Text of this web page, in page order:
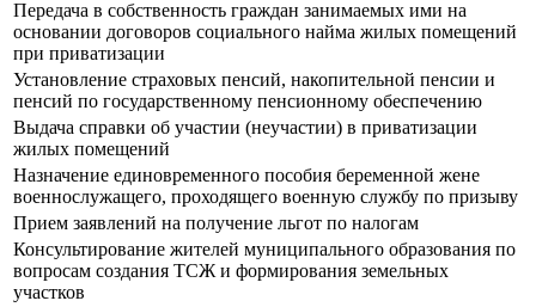
Передача в собственность граждан занимаемых ими на
основании договоров социального найма жилых помещений
при приватизации
Установление страховых пенсий, накопительной пенсии и
пенсий по государственному пенсионному обеспечению
Выдача справки об участии (неучастии) в приватизации
жилых помещений
Назначение единовременного пособия беременной жене
военнослужащего, проходящего военную службу по призыву
Прием заявлений на получение льгот по налогам
Консультирование жителей муниципального образования по
вопросам создания ТСЖ и формирования земельных
участков